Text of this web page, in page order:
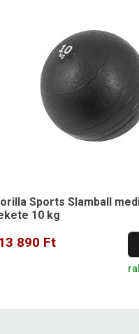
Sports Slamball
10 kg
13 890 Ft